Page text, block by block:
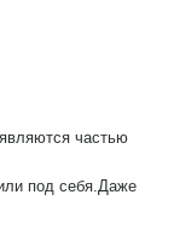
в студию.
смогу
частью
под себя.Даже